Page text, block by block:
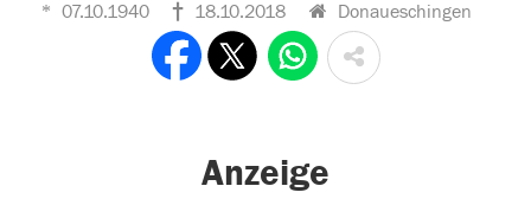
07.10.1940 18.10.2018 Donaueschingen
Anzeige